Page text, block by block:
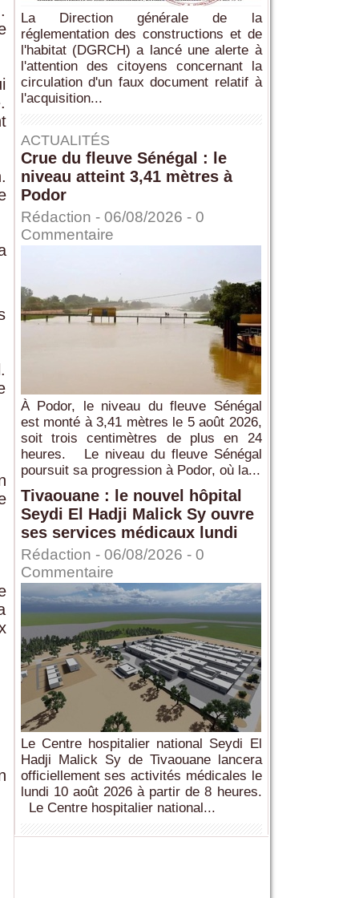
La Direction générale de la
réglementation des constructions et de
l'habitat (DGRCH) a lancé une alerte à
l'attention des citoyens concernant la
circulation d'un faux document relatif à
l'acquisition...
ACTUALITÉS
Crue du fleuve Sénégal : le
niveau atteint 3,41 mètres à
Podor
Rédaction - 06/08/2026 - 0
Commentaire
À Podor, le niveau du fleuve Sénégal
est monté à 3,41 mètres le 5 août 2026,
soit trois centimètres de plus en 24
heures. Le niveau du fleuve Sénégal
poursuit sa progression à Podor, où la...
Tivaouane : le nouvel hôpital
Seydi El Hadji Malick Sy ouvre
ses services médicaux lundi
Rédaction - 06/08/2026 - 0
Commentaire
Le Centre hospitalier national Seydi El
Hadji Malick Sy de Tivaouane lancera
officiellement ses activités médicales le
lundi 10 août 2026 à partir de 8 heures.
Le Centre hospitalier national...